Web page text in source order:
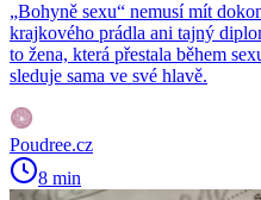
„Bohyně sexu“ nemusí mít
krajkového prádla ani tajný
to žena, která přestala během
sleduje sama ve své hlavě.
Poudree.cz
8 min